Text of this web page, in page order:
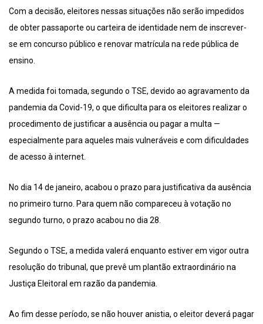
Com a decisão, eleitores nessas situações não serão impedidos
de obter passaporte ou carteira de identidade nem de inscrever-
se em concurso público e renovar matrícula na rede pública de
ensino.
A medida foi tomada, segundo o TSE, devido ao agravamento da
pandemia da Covid-19, o que dificulta para os eleitores realizar o
procedimento de justificar a ausência ou pagar a multa —
especialmente para aqueles mais vulneráveis e com dificuldades
de acesso à internet.
No dia 14 de janeiro, acabou o prazo para justificativa da ausência
no primeiro turno. Para quem não compareceu à votação no
segundo turno, o prazo acabou no dia 28.
Segundo o TSE, a medida valerá enquanto estiver em vigor outra
resolução do tribunal, que prevê um plantão extraordinário na
Justiça Eleitoral em razão da pandemia.
Ao fim desse período, se não houver anistia, o eleitor deverá pagar